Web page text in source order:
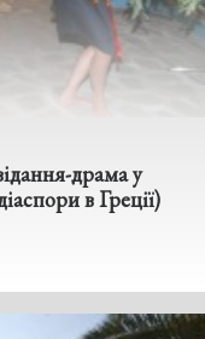
драма у
в Греції)